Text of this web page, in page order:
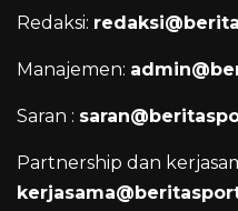
Redaksi:
Manajemen:
Saran :
Partnership dan